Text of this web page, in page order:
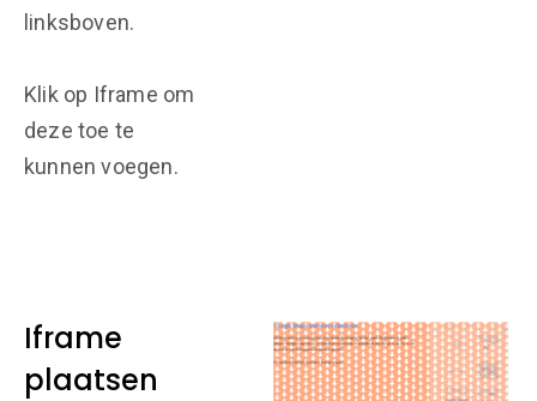
linksboven.
Klik op Iframe om
deze toe te
kunnen voegen.
Iframe
plaatsen